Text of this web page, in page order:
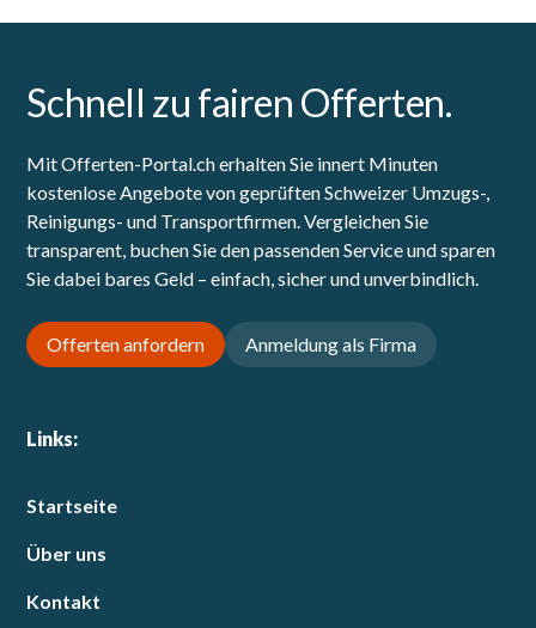
Schnell zu fairen Offerten.
Mit Offerten-Portal.ch erhalten Sie innert Minuten
kostenlose Angebote von geprüften Schweizer Umzugs-,
Reinigungs- und Transportfirmen. Vergleichen Sie
transparent, buchen Sie den passenden Service und sparen
Sie dabei bares Geld – einfach, sicher und unverbindlich.
Offerten anfordern Anmeldung als Firma
Links:
Startseite
Über uns
Kontakt